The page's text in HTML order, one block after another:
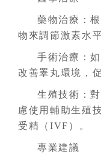
藥物治療：
物來調節激素水
手術治療：
改善睪丸環境，
生殖技術：
慮使用輔助生殖
受精（IVF）。
專業建議